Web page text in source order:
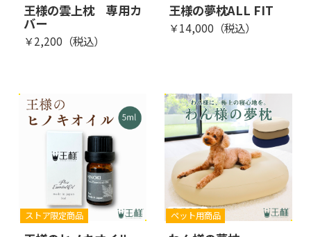
王様の雲上枕 専用カ
バー
￥2,200（税込）
王様の夢枕ALL FIT
￥14,000（税込）
ストア限定商品 ペット用商品